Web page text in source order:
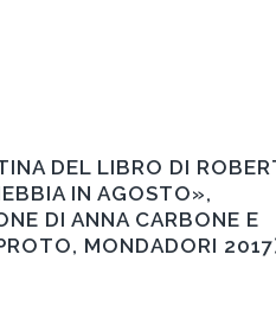
DEL LIBRO DI
IN AGOSTO»,
DI ANNA CARBONE E
MONDADORI